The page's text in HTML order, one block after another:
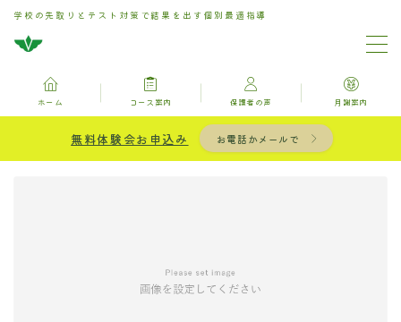
学校の先取りとテスト対策で結果を出す個別最適指導
ホーム コース案内 保護者の声 月謝案内
無料体験会お申込み お電話かメールで